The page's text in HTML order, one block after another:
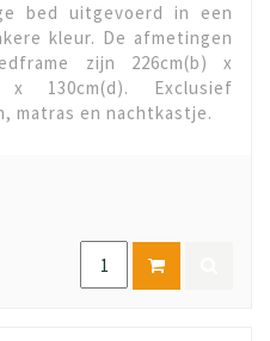
bed uitgevoerd in een
kleur. De afmetingen
zijn 226cm(b) x
x 130cm(d). Exclusief
matras en nachtkastje.